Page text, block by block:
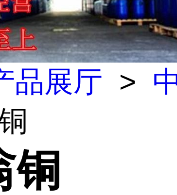
品展厅 >
铜